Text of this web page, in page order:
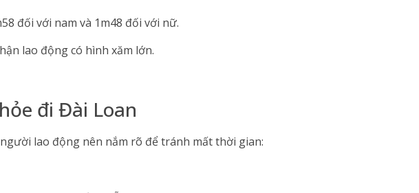
đối với nam và 1m48 đối với nữ.
lao động có hình xăm lớn.
đi Đài Loan
lao động nên nắm rõ để tránh mất thời gian: